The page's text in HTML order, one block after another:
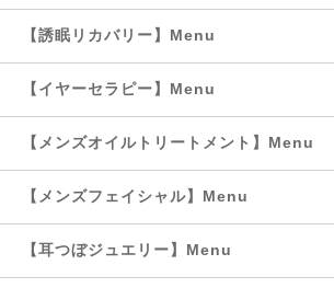
【誘眠リカバリー】Menu
【イヤーセラピー】Menu
【メンズオイルトリートメント】Menu
【メンズフェイシャル】Menu
【耳つぼジュエリー】Menu